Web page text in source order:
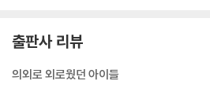
이내 다시 휴대폰으로 시선을 옮겼다.
“그래.”
출판사 리뷰
의외로 외로웠던 아이들